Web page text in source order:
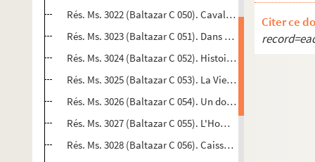
Rés. Ms. 3022 (Baltazar C 050). Cavale de nuit[S. l.]
Rés. Ms. 3023 (Baltazar C 051). Dans la peau[S. l.]
Rés. Ms. 3024 (Baltazar C 052). HistoiresPiriac
Rés. Ms. 3025 (Baltazar C 053). La Vie en rouge[S. l. n.]
Rés. Ms. 3026 (Baltazar C 054). Un doigt de feu[S. l. n.]
Rés. Ms. 3027 (Baltazar C 055). L'Homme est partout[S. l.]
Rés. Ms. 3028 (Baltazar C 056). Caisson de privation
Citer ce